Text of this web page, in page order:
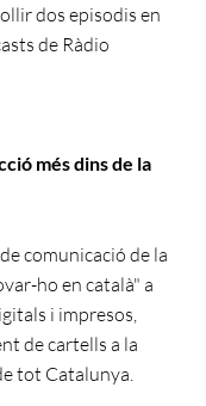
dos episodis en
de Ràdio
més dins de la
comunicació de la
ho en català" a
i impresos,
de cartells a la
tot Catalunya.